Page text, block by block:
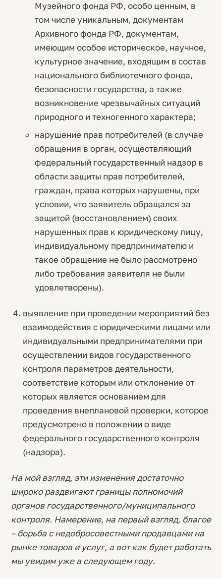
Музейного фонда РФ, особо ценным, в
том числе уникальным, документам
Архивного фонда РФ, документам,
имеющим особое историческое, научное,
культурное значение, входящим в состав
национального библиотечного фонда,
безопасности государства, а также
возникновение чрезвычайных ситуаций
природного и техногенного характера;
нарушение прав потребителей (в случае
обращения в орган, осуществляющий
федеральный государственный надзор в
области защиты прав потребителей,
граждан, права которых нарушены, при
условии, что заявитель обращался за
защитой (восстановлением) своих
нарушенных прав к юридическому лицу,
индивидуальному предпринимателю и
такое обращение не было рассмотрено
либо требования заявителя не были
удовлетворены).
выявление при проведении мероприятий без
взаимодействия с юридическими лицами или
индивидуальными предпринимателями при
осуществлении видов государственного
контроля параметров деятельности,
соответствие которым или отклонение от
которых является основанием для
проведения внеплановой проверки, которое
предусмотрено в положении о виде
федерального государственного контроля
(надзора).
На мой взгляд, эти изменения достаточно
широко раздвигают границы полномочий
органов государственного/муниципального
контроля. Намерение, на первый взгляд, благое
– борьба с недобросовестными продавцами на
рынке товаров и услуг, а вот как будет работать
мы увидим уже в следующем году.